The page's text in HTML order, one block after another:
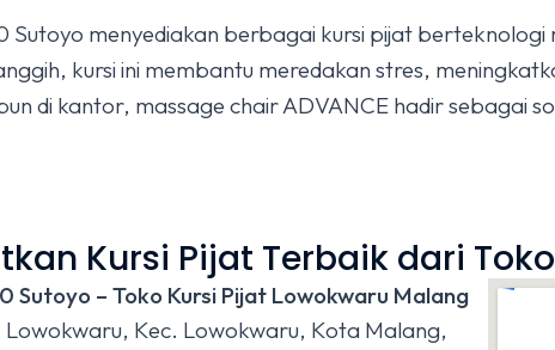
menyediakan berbagai kursi pijat
kursi ini membantu meredakan stres,
di kantor, massage chair ADVANCE hadir sebagai
Kursi Pijat Terbaik dari
Sutoyo – Toko Kursi Pijat Lowokwaru Malang
Lowokwaru, Kec. Lowokwaru, Kota Malang,